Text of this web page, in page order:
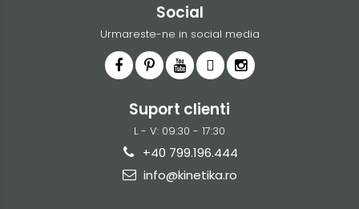
Social
Urmareste-ne in social media
Suport clienti
L - V: 09:30 - 17:30
+40 799.196.444
info@kinetika.ro